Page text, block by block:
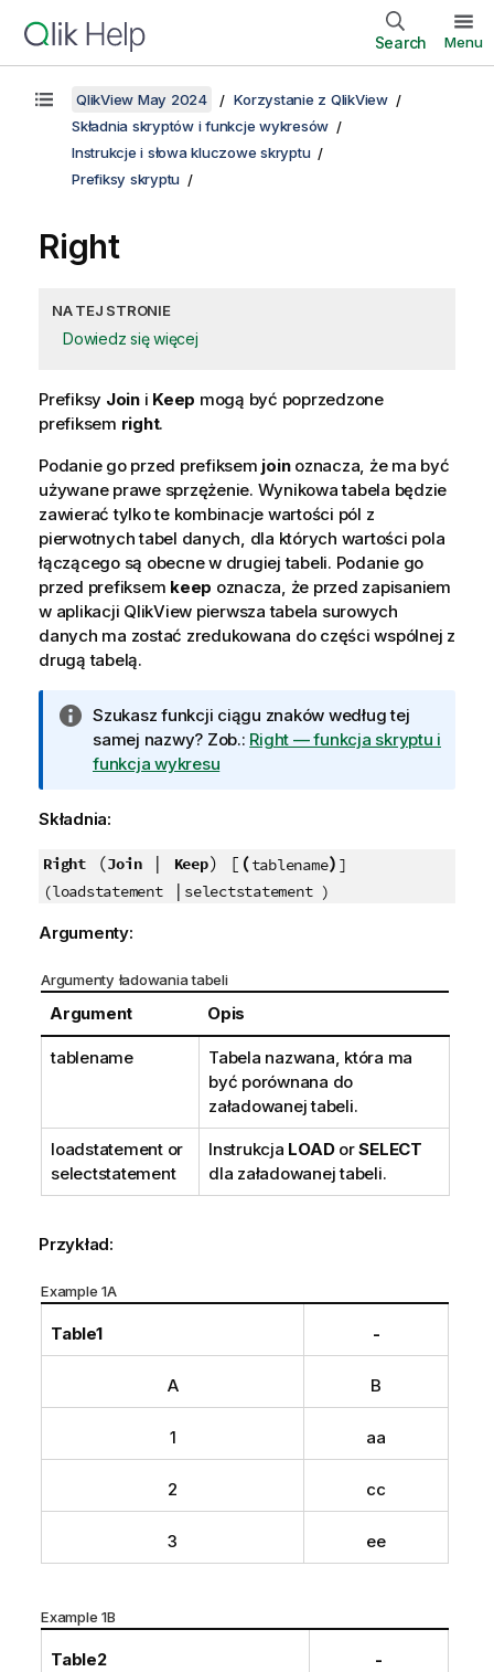
Search Menu
QlikView May 2024
Korzystanie z QlikView
Składnia skryptów i funkcje wykresów
Instrukcje i słowa kluczowe skryptu
Prefiksy skryptu
Right
NA TEJ STRONIE
Dowiedz się więcej
Prefiksy Joini Keep mogą być poprzedzone
prefiksem right.
Podanie go przed prefiksem joinoznacza, że ma być
używane prawe sprzężenie. Wynikowa tabela będzie
zawierać tylko te kombinacje wartości pól z
pierwotnych tabel danych, dla których wartości pola
łączącego są obecne w drugiej tabeli. Podanie go
przed prefiksem keep oznacza, że przed zapisaniem
w aplikacji QlikView pierwsza tabela surowych
danych ma zostać zredukowana do części wspólnej z
drugą tabelą.
I
n
f
r
a
c
a
Szukasz funkcji ciągu znaków według tej
samej nazwy? Zob.: Right — funkcja skryptu i
funkcja wykresu
Składnia:
Right(Join| Keep) [ (tablename) ]
(loadstatement| selectstatement )
Argumenty:
Argumenty ładowania tabeli
Argument Opis
tablename
Tabela nazwana, która ma
być porównana do
załadowanej tabeli.
loadstatementor
selectstatement
Instrukcja LOADorSELECT
dla załadowanej tabeli.
Przykład:
Example 1A
Table1 -
A B
1 aa
2 cc
3 ee
Example 1B
Table2 -